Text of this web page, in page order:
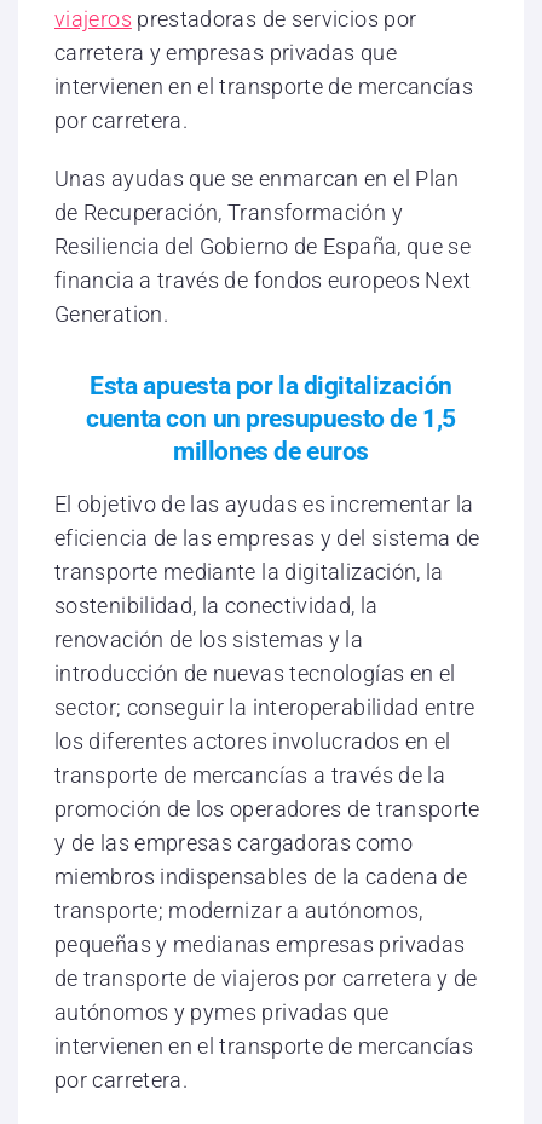
viajeros prestadoras de servicios por
carretera y empresas privadas que
intervienen en el transporte de mercancías
por carretera.
Unas ayudas que se enmarcan en el Plan
de Recuperación, Transformación y
Resiliencia del Gobierno de España, que se
financia a través de fondos europeos Next
Generation.
Esta apuesta por la digitalización
cuenta con un presupuesto de 1,5
millones de euros
El objetivo de las ayudas es incrementar la
eficiencia de las empresas y del sistema de
transporte mediante la digitalización, la
sostenibilidad, la conectividad, la
renovación de los sistemas y la
introducción de nuevas tecnologías en el
sector; conseguir la interoperabilidad entre
los diferentes actores involucrados en el
transporte de mercancías a través de la
promoción de los operadores de transporte
y de las empresas cargadoras como
miembros indispensables de la cadena de
transporte; modernizar a autónomos,
pequeñas y medianas empresas privadas
de transporte de viajeros por carretera y de
autónomos y pymes privadas que
intervienen en el transporte de mercancías
por carretera.